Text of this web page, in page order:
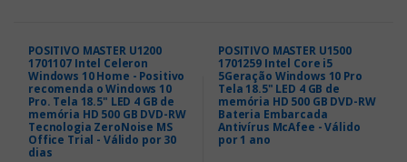
POSITIVO MASTER U1200
1701107 Intel Celeron
Windows 10 Home - Positivo
recomenda o Windows 10
Pro. Tela 18.5" LED 4 GB de
memória HD 500 GB DVD-RW
Tecnologia ZeroNoise MS
Office Trial - Válido por 30
dias
POSITIVO MASTER U1500
1701259 Intel Core i5
5Geração Windows 10 Pro
Tela 18.5" LED 4 GB de
memória HD 500 GB DVD-RW
Bateria Embarcada
Antivírus McAfee - Válido
por 1 ano